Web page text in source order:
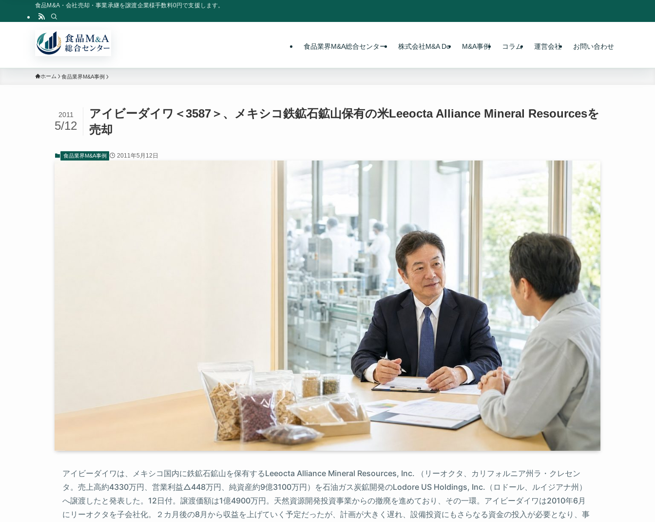
食品M&A・会社売却・事業承継を譲渡企業様手数料0円で支援します。
食品業界M&A総合センター 株式会社M&A Do M&A事例 コラム 運営会社 お問い合わせ
ホーム 食品業界M&A事例
アイビーダイワ＜3587＞、メキシコ鉄鉱石鉱山保有の米Leeocta Alliance Mineral Resourcesを
売却
2011
5/12
食品業界M&A事例 2011年5月12日
アイビーダイワは、メキシコ国内に鉄鉱石鉱山を保有するLeeocta Alliance Mineral Resources, Inc. （リーオクタ、カリフォルニア州ラ・クレセン
タ。売上高約4330万円、営業利益△448万円、純資産約9億3100万円）を石油ガス炭鉱開発のLodore US Holdings, Inc.（ロドール、ルイジアナ州）
へ譲渡したと発表した。12日付。譲渡価額は1億4900万円。天然資源開発投資事業からの撤廃を進めており、その一環。アイビーダイワは2010年6月
にリーオクタを子会社化。２カ月後の8月から収益を上げていく予定だったが、計画が大きく遅れ、設備投資にもさらなる資金の投入が必要となり、事